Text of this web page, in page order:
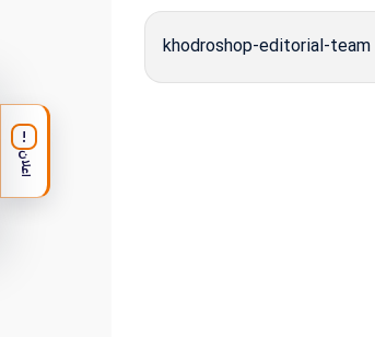
khodroshop-editorial-team
!
اعلان